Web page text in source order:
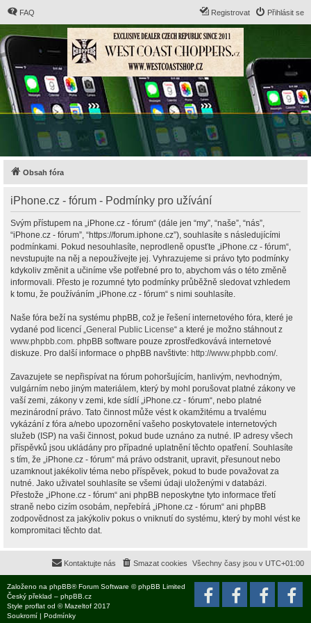
FAQ Přihlásit se
Registrovat
Obsah fóra
iPhone.cz - fórum - Podmínky pro užívání
Svým přístupem na „iPhone.cz - fórum“ (dále jen “my”, “naše”, “nás”,
“iPhone.cz - fórum”, “https://forum.iphone.cz”), souhlasíte s následujícími
podmínkami. Pokud nesouhlasíte, neprodleně opusťte „iPhone.cz - fórum“,
nevstupujte na něj a nepoužívejte jej. Vyhrazujeme si právo tyto podmínky
kdykoliv změnit a učiníme vše potřebné pro to, abychom vás o této změně
informovali. Přesto je rozumné tyto podmínky průběžně sledovat vzhledem
k tomu, že používáním „iPhone.cz - fórum“ s nimi souhlasíte.
Naše fóra beží na systému phpBB, což je řešení internetového fóra, které je
vydané pod licencí „General Public License“ a které je možno stáhnout z
www.phpbb.com. phpBB software pouze zprostředkovává internetové
diskuze. Pro další informace o phpBB navštivte: http://www.phpbb.com/.
Zavazujete se nepřispívat na fórum pohoršujícím, hanlivým, nevhodným,
vulgárním nebo jiným materiálem, který by mohl porušovat platné zákony ve
vaší zemi, zákony v zemi, kde sídlí „iPhone.cz - fórum“, nebo platné
mezinárodní právo. Tato činnost může vést k okamžitému a trvalému
vykázání z fóra a/nebo upozornění vašeho poskytovatele internetových
služeb (ISP) na vaši činnost, pokud bude uznáno za nutné. IP adresy všech
příspěvků jsou ukládány pro případné uplatnění těchto opatření. Souhlasíte
s tím, že „iPhone.cz - fórum“ má právo odstranit, upravit, přesunout nebo
uzamknout jakékoliv téma nebo příspěvek, pokud to bude považovat za
nutné. Jako uživatel souhlasíte se všemi údaji uloženými v databázi.
Přestože „iPhone.cz - fórum“ ani phpBB neposkytne tyto informace třetí
straně nebo cizím osobám, nepřebírá „iPhone.cz - fórum“ ani phpBB
zodpovědnost za jakýkoliv pokus o vniknutí do systému, který by mohl vést ke
kompromitaci těchto dat.
Všechny časy jsou v UTC+01:00
Smazat cookies
Kontaktujte nás
Založeno na phpBB® Forum Software © phpBB Limited
Český překlad – phpBB.cz
Style proflat od ©Mazeltof 2017
Soukromí | Podmínky